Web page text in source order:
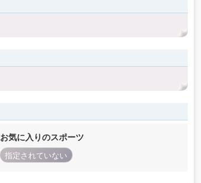
お気に入りのスポーツ
指定されていない